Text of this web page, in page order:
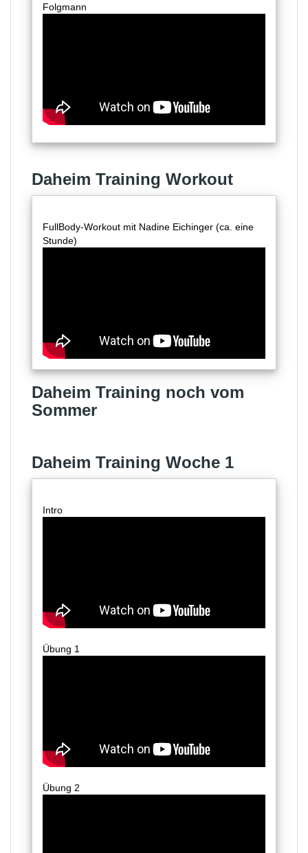
Folgmann
Daheim Training Workout
FullBody-Workout mit Nadine Eichinger (ca. eine
Stunde)
Daheim Training noch vom
Sommer
Daheim Training Woche 1
Intro
Übung 1
Übung 2